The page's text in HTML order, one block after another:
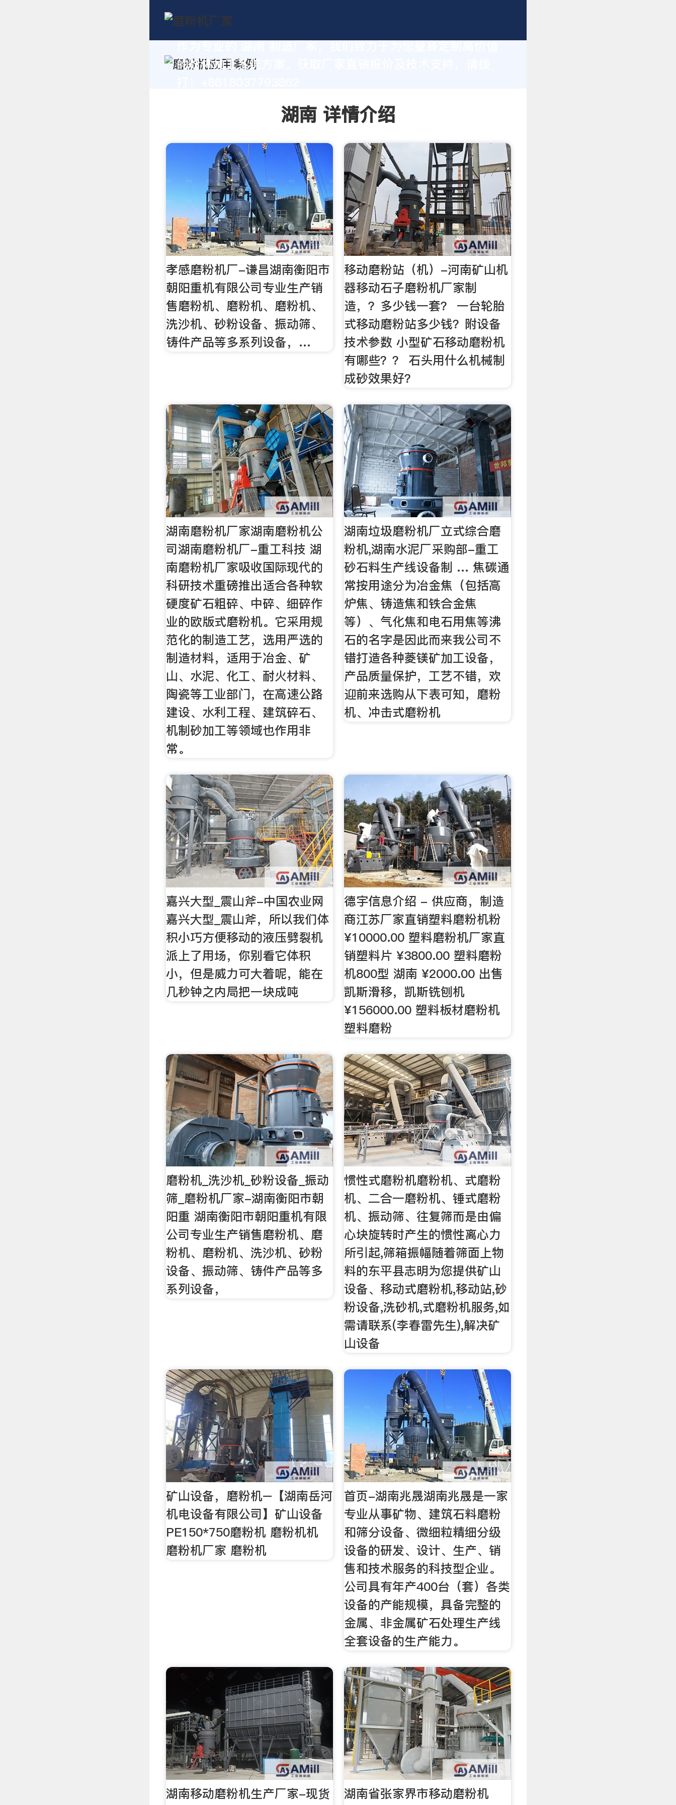
的粉体加工系统方案。获取厂家直销报价及技术支持，请拨
湖南 详情介绍
孝感磨粉机厂-谦昌湖南衡阳市
朝阳重机有限公司专业生产销
售磨粉机、磨粉机、磨粉机、
洗沙机、砂粉设备、振动筛、
铸件产品等多系列设备，…
移动磨粉站（机）-河南矿山机
器移动石子磨粉机厂家制
造，？多少钱一套？ 一台轮胎
式移动磨粉站多少钱？附设备
技术参数 小型矿石移动磨粉机
有哪些？？ 石头用什么机械制
成砂效果好？
湖南磨粉机厂家湖南磨粉机公
司湖南磨粉机厂-重工科技 湖
南磨粉机厂家吸收国际现代的
科研技术重磅推出适合各种软
硬度矿石粗碎、中碎、细碎作
业的欧版式磨粉机。它采用规
范化的制造工艺，选用严选的
制造材料，适用于冶金、矿
山、水泥、化工、耐火材料、
陶瓷等工业部门，在高速公路
建设、水利工程、建筑碎石、
机制砂加工等领域也作用非
常。
湖南垃圾磨粉机厂立式综合磨
粉机,湖南水泥厂采购部-重工
砂石料生产线设备制 … 焦碳通
常按用途分为冶金焦（包括高
炉焦、铸造焦和铁合金焦
等）、气化焦和电石用焦等沸
石的名字是因此而来我公司不
错打造各种菱镁矿加工设备，
产品质量保护，工艺不错，欢
迎前来选购从下表可知，磨粉
机、冲击式磨粉机
嘉兴大型_震山斧-中国农业网
嘉兴大型_震山斧，所以我们体
积小巧方便移动的液压劈裂机
派上了用场，你别看它体积
小，但是威力可大着呢，能在
几秒钟之内局把一块成吨
德宇信息介绍 - 供应商，制造
商江苏厂家直销塑料磨粉机粉
¥10000.00 塑料磨粉机厂家直
销塑料片 ¥3800.00 塑料磨粉
机800型 湖南 ¥2000.00 出售
凯斯滑移，凯斯铣刨机
¥156000.00 塑料板材磨粉机
塑料磨粉
磨粉机_洗沙机_砂粉设备_振动
筛_磨粉机厂家-湖南衡阳市朝
阳重 湖南衡阳市朝阳重机有限
公司专业生产销售磨粉机、磨
粉机、磨粉机、洗沙机、砂粉
设备、振动筛、铸件产品等多
系列设备，
惯性式磨粉机磨粉机、式磨粉
机、二合一磨粉机、锤式磨粉
机、振动筛、往复筛而是由偏
心块旋转时产生的惯性离心力
所引起,筛箱振幅随着筛面上物
料的东平县志明为您提供矿山
设备、移动式磨粉机,移动站,砂
粉设备,洗砂机,式磨粉机服务,如
需请联系(李春雷先生),解决矿
山设备
矿山设备，磨粉机–【湖南岳河
机电设备有限公司】矿山设备
PE150*750磨粉机 磨粉机机
磨粉机厂家 磨粉机
首页-湖南兆晟湖南兆晟是一家
专业从事矿物、建筑石料磨粉
和筛分设备、微细粒精细分级
设备的研发、设计、生产、销
售和技术服务的科技型企业。
公司具有年产400台（套）各类
设备的产能规模，具备完整的
金属、非金属矿石处理生产线
全套设备的生产能力。
湖南移动磨粉机生产厂家-现货
湖南省张家界市移动磨粉机